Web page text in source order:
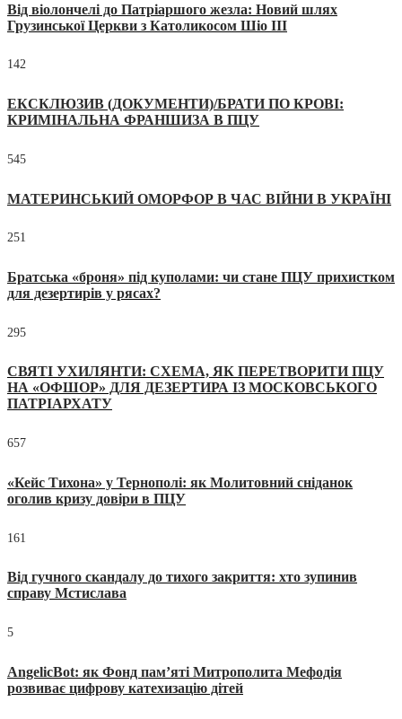
Від віолончелі до Патріаршого жезла: Новий шлях
Грузинської Церкви з Католикосом Шіо III
142
ЕКСКЛЮЗИВ (ДОКУМЕНТИ)/БРАТИ ПО КРОВІ:
КРИМІНАЛЬНА ФРАНШИЗА В ПЦУ
545
МАТЕРИНСЬКИЙ ОМОРФОР В ЧАС ВІЙНИ В УКРАЇНІ
251
Братська «броня» під куполами: чи стане ПЦУ прихистком
для дезертирів у рясах?
295
СВЯТІ УХИЛЯНТИ: СХЕМА, ЯК ПЕРЕТВОРИТИ ПЦУ
НА «ОФШОР» ДЛЯ ДЕЗЕРТИРА ІЗ МОСКОВСЬКОГО
ПАТРІАРХАТУ
657
«Кейс Тихона» у Тернополі: як Молитовний сніданок
оголив кризу довіри в ПЦУ
161
Від гучного скандалу до тихого закриття: хто зупинив
справу Мстислава
5
AngelicBot: як Фонд пам’яті Митрополита Мефодія
розвиває цифрову катехизацію дітей